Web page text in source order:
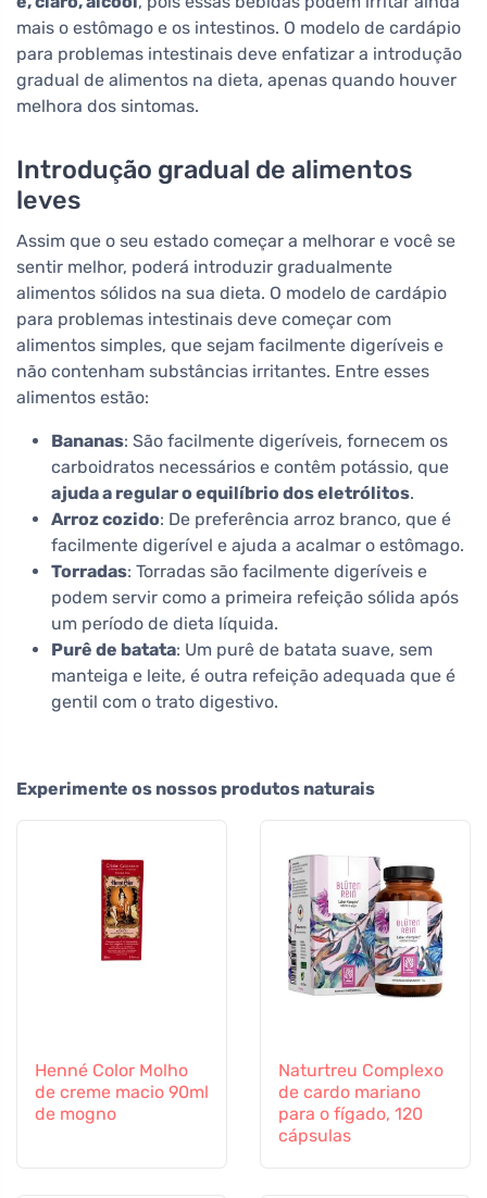
mais o estômago e os intestinos. O modelo de cardápio
para problemas intestinais deve enfatizar a introdução
gradual de alimentos na dieta, apenas quando houver
melhora dos sintomas.
Introdução gradual de alimentos
leves
Assim que o seu estado começar a melhorar e você se
sentir melhor, poderá introduzir gradualmente
alimentos sólidos na sua dieta. O modelo de cardápio
para problemas intestinais deve começar com
alimentos simples, que sejam facilmente digeríveis e
não contenham substâncias irritantes. Entre esses
alimentos estão:
Bananas: São facilmente digeríveis, fornecem os
carboidratos necessários e contêm potássio, que
ajuda a regular o equilíbrio dos eletrólitos.
Arroz cozido: De preferência arroz branco, que é
facilmente digerível e ajuda a acalmar o estômago.
Torradas: Torradas são facilmente digeríveis e
podem servir como a primeira refeição sólida após
um período de dieta líquida.
Purê de batata: Um purê de batata suave, sem
manteiga e leite, é outra refeição adequada que é
gentil com o trato digestivo.
Experimente os nossos produtos naturais
Henné Color Molho
de creme macio 90ml
de mogno
Naturtreu Complexo
de cardo mariano
para o fígado, 120
cápsulas